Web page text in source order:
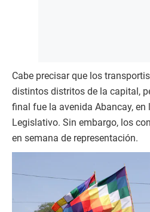
Cabe precisar que los
distintos distritos de la capital,
final fue la avenida Abancay, en
Legislativo. Sin embargo, los
en semana de representación.